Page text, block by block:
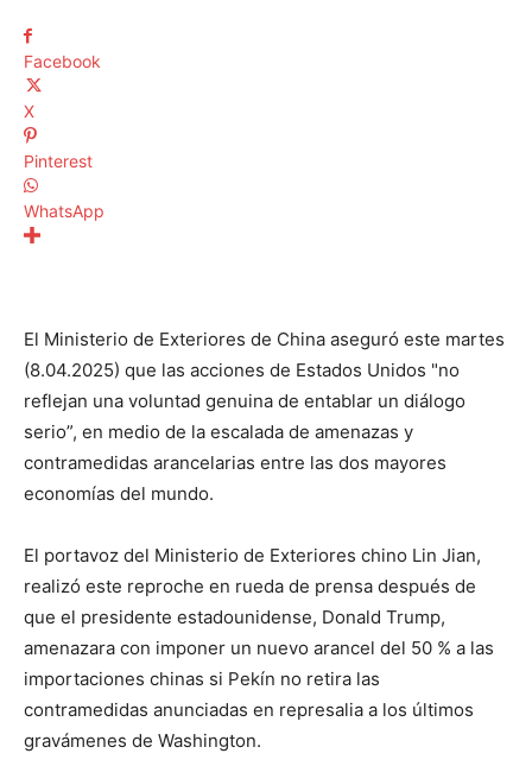
Facebook
X
Pinterest
WhatsApp
El Ministerio de Exteriores de China aseguró este martes
(8.04.2025) que las acciones de Estados Unidos "no
reflejan una voluntad genuina de entablar un diálogo
serio”, en medio de la escalada de amenazas y
contramedidas arancelarias entre las dos mayores
economías del mundo.
El portavoz del Ministerio de Exteriores chino Lin Jian,
realizó este reproche en rueda de prensa después de
que el presidente estadounidense, Donald Trump,
amenazara con imponer un nuevo arancel del 50 % a las
importaciones chinas si Pekín no retira las
contramedidas anunciadas en represalia a los últimos
gravámenes de Washington.